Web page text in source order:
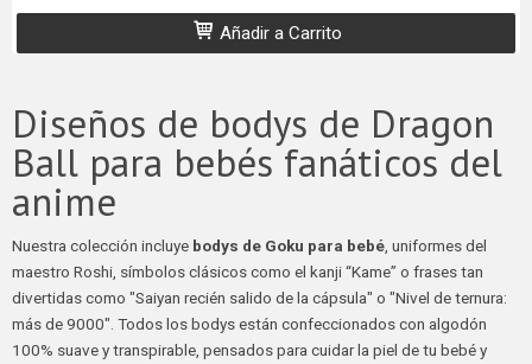
Añadir a Carrito
Diseños de bodys de Dragon
Ball para bebés fanáticos del
anime
Nuestra colección incluye bodys de Goku para bebé , uniformes del
maestro Roshi, símbolos clásicos como el kanji “Kame” o frases tan
divertidas como "Saiyan recién salido de la cápsula" o "Nivel de ternura:
más de 9000". Todos los bodys están confeccionados con algodón
100% suave y transpirable, pensados para cuidar la piel de tu bebé y